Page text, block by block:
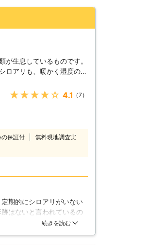
が生息しているものです。
ロアリも、暖かく湿度の多
が、最近は温暖化の影響で
生息範囲が拡大していると
したり、羽アリがいるのを
知れません。そんな時は、
に安心と安全をお届けいた
残さない安心のサービス
★★★★★ 4.1 （7）
の保証付
無料現地調査実
期的にシロアリがいない
はないと言われているの
。丁寧にお仕事されてい
続きを読む